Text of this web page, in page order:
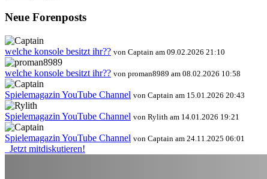
Neue Forenposts
welche konsole besitzt ihr?? von Captain am 09.02.2026 21:10
welche konsole besitzt ihr?? von proman8989 am 08.02.2026 10:58
Spielemagazin YouTube Channel von Captain am 15.01.2026 20:43
Spielemagazin YouTube Channel von Rylith am 14.01.2026 19:21
Spielemagazin YouTube Channel von Captain am 24.11.2025 06:01
Jetzt mitdiskutieren!